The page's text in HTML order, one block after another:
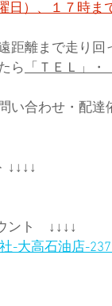
日）、１７時ま
距離まで走り回
ら「ＴＥＬ」・
い合わせ・配
↓↓↓↓
ント　↓↓↓↓
-大高石油店-